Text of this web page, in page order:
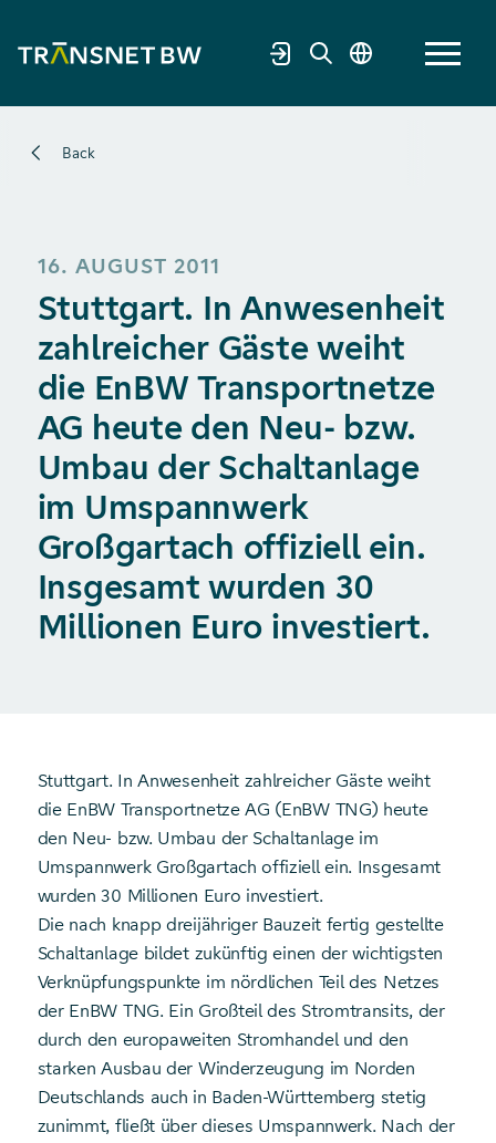
Back
16. AUGUST 2011
Stuttgart. In Anwesenheit
zahlreicher Gäste weiht
die EnBW Transportnetze
AG heute den Neu- bzw.
Umbau der Schaltanlage
im Umspannwerk
Großgartach offiziell ein.
Insgesamt wurden 30
Millionen Euro investiert.
Stuttgart. In Anwesenheit zahlreicher Gäste weiht
die EnBW Transportnetze AG (EnBW TNG) heute
den Neu- bzw. Umbau der Schaltanlage im
Umspannwerk Großgartach offiziell ein. Insgesamt
wurden 30 Millionen Euro investiert.
Die nach knapp dreijähriger Bauzeit fertig gestellte
Schaltanlage bildet zukünftig einen der wichtigsten
Verknüpfungspunkte im nördlichen Teil des Netzes
der EnBW TNG. Ein Großteil des Stromtransits, der
durch den europaweiten Stromhandel und den
starken Ausbau der Winderzeugung im Norden
Deutschlands auch in Baden-Württemberg stetig
zunimmt, fließt über dieses Umspannwerk. Nach der